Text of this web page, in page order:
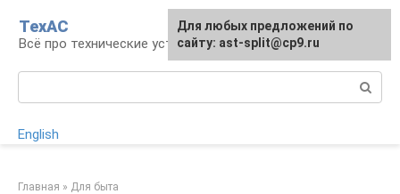
контенту
ТехАС
Всё про технические устройства
English
Главная » Для быта
Для любых предложений по
сайту: ast-split@cp9.ru